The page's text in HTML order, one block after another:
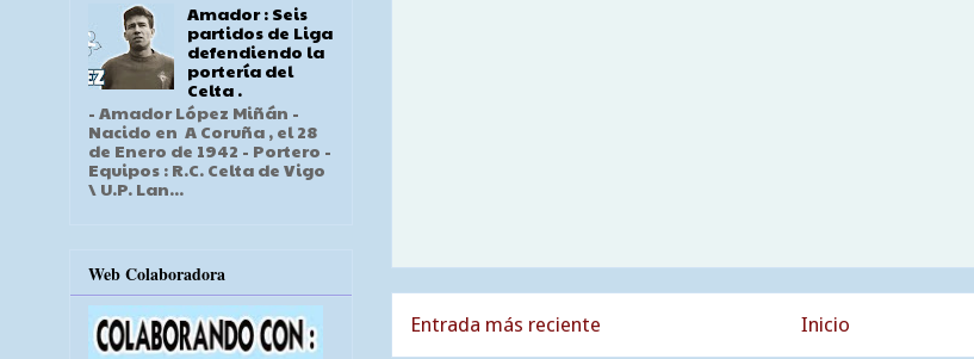
Entrada más reciente Inicio
Amador : Seis
partidos de Liga
defendiendo la
portería del
Celta .
- Amador López Miñán -
Nacido en A Coruña , el 28
de Enero de 1942 - Portero -
Equipos : R.C. Celta de Vigo
\ U.P. Lan...
Web Colaboradora